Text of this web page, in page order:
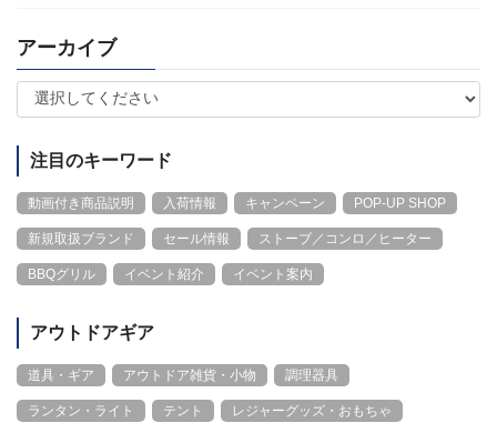
アーカイブ
注目のキーワード
動画付き商品説明 入荷情報 キャンペーン POP-UP SHOP
新規取扱ブランド セール情報 ストーブ／コンロ／ヒーター
BBQグリル イベント紹介 イベント案内
アウトドアギア
道具・ギア アウトドア雑貨・小物 調理器具
ランタン・ライト テント レジャーグッズ・おもちゃ